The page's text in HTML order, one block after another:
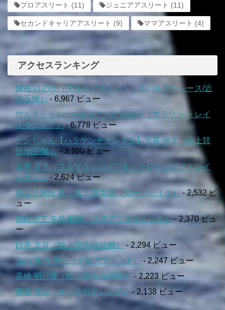
プロアスリート (11) ジュニアアスリート (11)
セカンドキャリアアスリート (9) ママアスリート (4)
アクセスランキング
陣在 ほのか（マルチアスリート｜スパルタンレース/近
代五種）
- 6,967 ビュー
ウルトラランナーみゃこ | 辻 麻結子（マラソン/トレイ
ルラニング）- 6,778 ビュー
ケンちゃん【ハラケンチャンネル】大貫 健太（陸上競
技/短距離）- 3,100 ビュー
冨井 菜月（フルマラソン／ウルトラマラソン／トレイ
ルラン）
- 2,624 ビュー
鈴なり妖怪 鈴｜木下 友梨菜（ロードバイク）- 2,532 ビ
ュー
階段坊主 矢島 昭輝（ステアクライミング）- 2,370 ビュ
ー
臼井 文音（陸上競技/短距離）
- 2,294 ビュー
Tony 板谷 友弘（クロスフィット）
- 2,247 ビュー
髙橋 明日香（陸上競技/短距離）
- 2,223 ビュー
新美 貴士（キックボクシング）
- 2,138 ビュー